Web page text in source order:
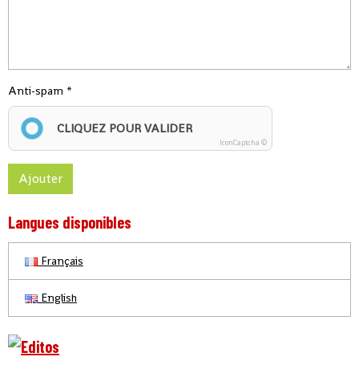
Anti-spam
CLIQUEZ POUR VALIDER
IconCaptcha ©
Ajouter
Langues disponibles
Français
English